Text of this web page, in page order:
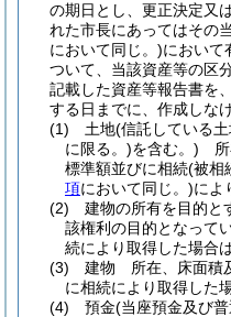
の期日とし、更正決定又
れた市長にあってはその
において同じ。)において
ついて、当該資産等の区
記載した資産等報告書を
する日までに、作成しな
(1)
土地(信託している
に限る。)を含む。) 所
標準額並びに相続(被相
項において同じ。)によ
(2)
建物の所有を目的
該権利の目的となって
続により取得した場合
(3)
建物 所在、床面積
に相続により取得した
(4)
預金(当座預金及び